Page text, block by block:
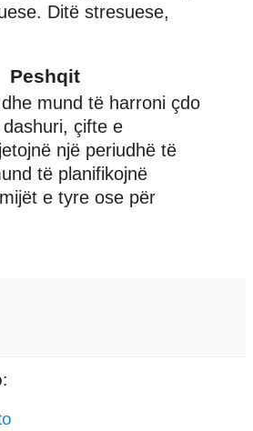
Ditë stresuese,
Peshqit
mund të harroni çdo
çifte e
një periudhë të
të planifikojnë
e tyre ose për